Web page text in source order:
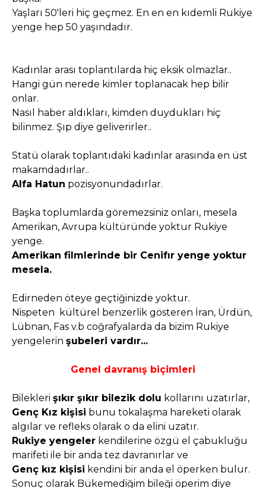
Yaşları 50'leri hiç geçmez. En en en kıdemli Rukiye
yenge hep 50 yaşındadır.
Kadınlar arası toplantılarda hiç eksik olmazlar..
Hangi gün nerede kimler toplanacak hep bilir
onlar.
Nasıl haber aldıkları, kimden duydukları hiç
bilinmez. Şıp diye geliverirler..
Statü olarak toplantıdaki kadınlar arasında en üst
makamdadırlar..
Alfa Hatun pozisyonundadırlar.
Başka toplumlarda göremezsiniz onları, mesela
Amerikan, Avrupa kültüründe yoktur Rukiye
yenge.
Amerikan filmlerinde bir Cenifır yenge yoktur
mesela.
Edirneden öteye geçtiğinizde yoktur.
Nispeten kültürel benzerlik gösteren İran, Ürdün,
Lübnan, Fas v.b coğrafyalarda da bizim Rukiye
yengelerin şubeleri vardır...
Genel davranış biçimleri
Bilekleri şıkır şıkır bilezik dolu kollarını uzatırlar,
Genç Kız kişisi bunu tokalaşma hareketi olarak
algılar ve refleks olarak o da elini uzatır.
Rukiye yengeler kendilerine özgü el çabukluğu
marifeti ile bir anda tez davranırlar ve
Genç kız kişisi kendini bir anda el öperken bulur.
Sonuç olarak Bükemediğim bileği öperim diye